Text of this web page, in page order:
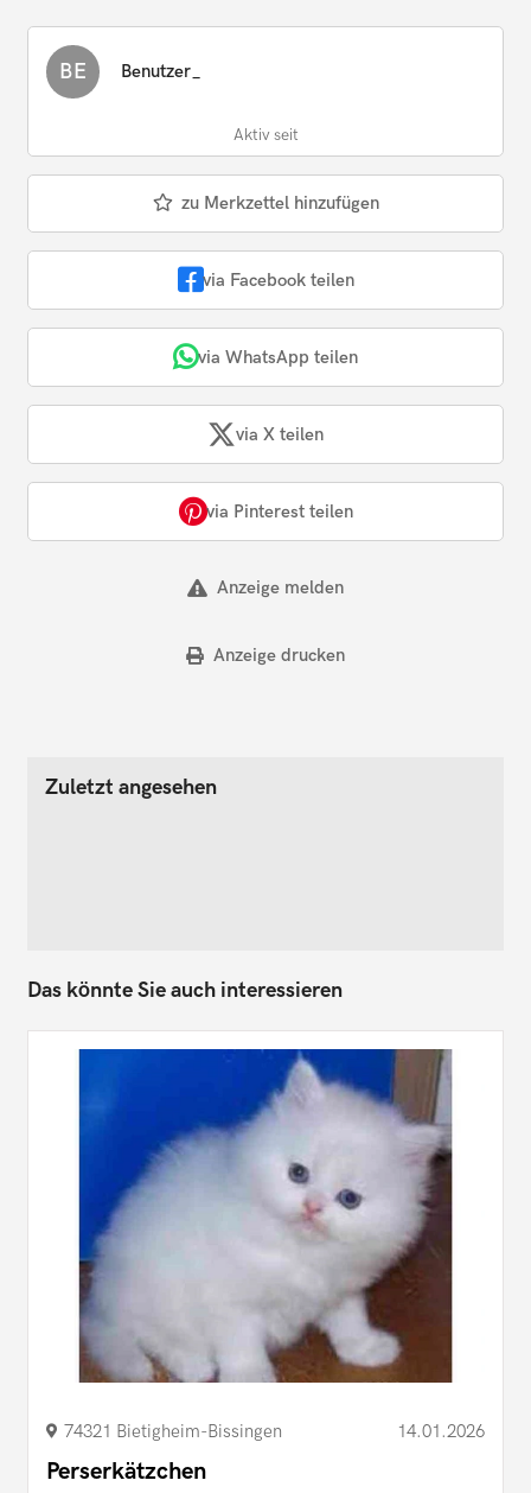
BE Benutzer_
Aktiv seit
zu Merkzettel hinzufügen
via Facebook teilen
via WhatsApp teilen
via X teilen
via Pinterest teilen
Anzeige melden
Anzeige drucken
Zuletzt angesehen
Das könnte Sie auch interessieren
74321 Bietigheim-Bissingen 14.01.2026
Perserkätzchen